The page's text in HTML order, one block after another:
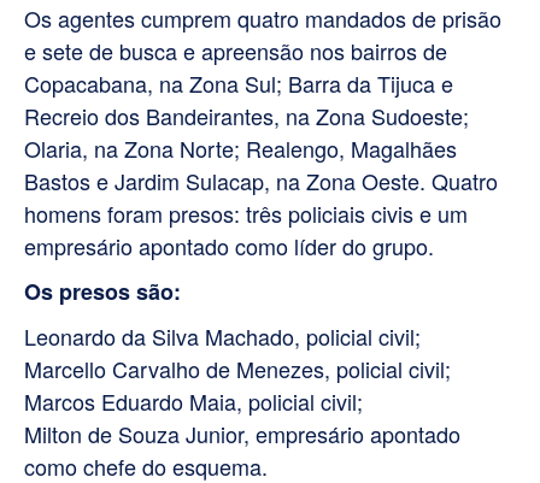
Os agentes cumprem quatro mandados de prisão
e sete de busca e apreensão nos bairros de
Copacabana, na Zona Sul; Barra da Tijuca e
Recreio dos Bandeirantes, na Zona Sudoeste;
Olaria, na Zona Norte; Realengo, Magalhães
Bastos e Jardim Sulacap, na Zona Oeste. Quatro
homens foram presos: três policiais civis e um
empresário apontado como líder do grupo.
Os presos são:
Leonardo da Silva Machado, policial civil;
Marcello Carvalho de Menezes, policial civil;
Marcos Eduardo Maia, policial civil;
Milton de Souza Junior, empresário apontado
como chefe do esquema.